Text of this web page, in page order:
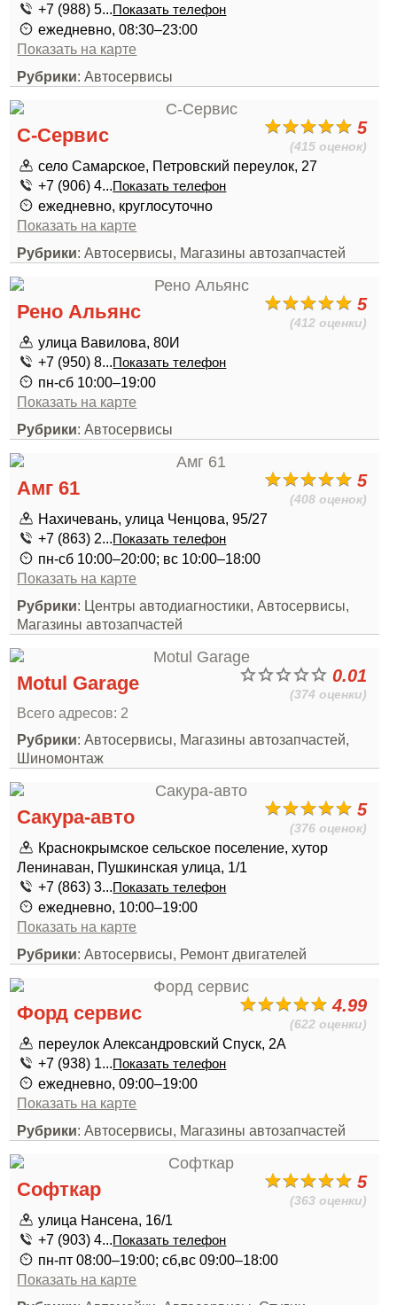
+7 (988) 5...Показать телефон
ежедневно, 08:30–23:00
Показать на карте
Рубрики: Автосервисы
5
(415 оценок)
С-Сервис
село Самарское, Петровский переулок, 27
+7 (906) 4...Показать телефон
ежедневно, круглосуточно
Показать на карте
Рубрики: Автосервисы, Магазины автозапчастей
5
(412 оценки)
Рено Альянс
улица Вавилова, 80И
+7 (950) 8...Показать телефон
пн-сб 10:00–19:00
Показать на карте
Рубрики: Автосервисы
5
(408 оценок)
Амг 61
Нахичевань, улица Ченцова, 95/27
+7 (863) 2...Показать телефон
пн-сб 10:00–20:00; вс 10:00–18:00
Показать на карте
Рубрики: Центры автодиагностики, Автосервисы,
Магазины автозапчастей
0.01
(374 оценки)
Motul Garage
Всего адресов: 2
Рубрики: Автосервисы, Магазины автозапчастей,
Шиномонтаж
5
(376 оценок)
Сакура-авто
Краснокрымское сельское поселение, хутор
Ленинаван, Пушкинская улица, 1/1
+7 (863) 3...Показать телефон
ежедневно, 10:00–19:00
Показать на карте
Рубрики: Автосервисы, Ремонт двигателей
4.99
(622 оценки)
Форд сервис
переулок Александровский Спуск, 2А
+7 (938) 1...Показать телефон
ежедневно, 09:00–19:00
Показать на карте
Рубрики: Автосервисы, Магазины автозапчастей
5
(363 оценки)
Софткар
улица Нансена, 16/1
+7 (903) 4...Показать телефон
пн-пт 08:00–19:00; сб,вс 09:00–18:00
Показать на карте